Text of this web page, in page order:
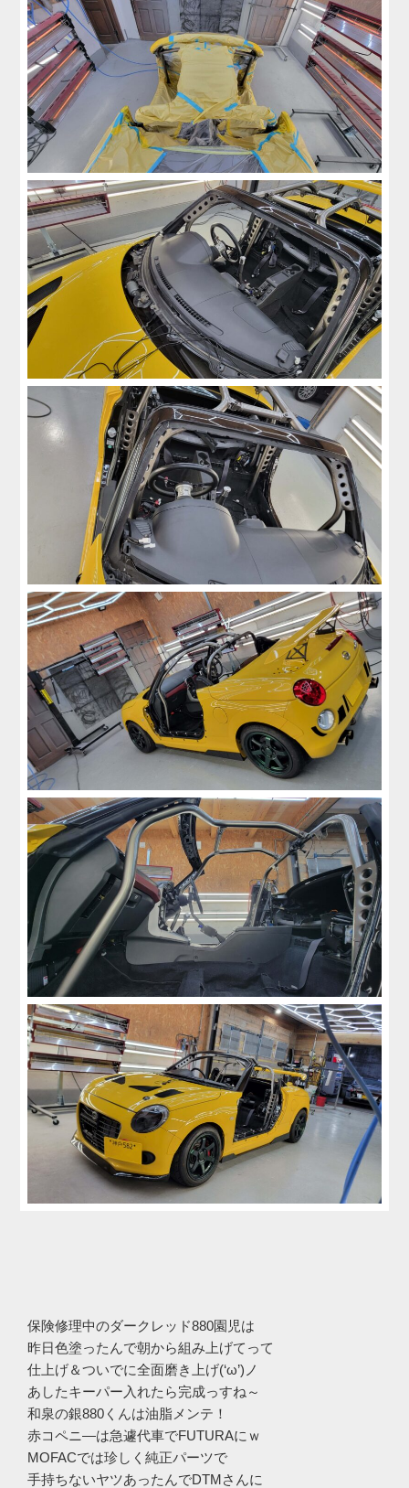
保険修理中のダークレッド880園児は
昨日色塗ったんで朝から組み上げてって
仕上げ＆ついでに全面磨き上げ(‘ω’)ノ
あしたキーパー入れたら完成っすね～
和泉の銀880くんは油脂メンテ！
赤コペニ―は急遽代車でFUTURAにｗ
MOFACでは珍しく純正パーツで
手持ちないヤツあったんでDTMさんに